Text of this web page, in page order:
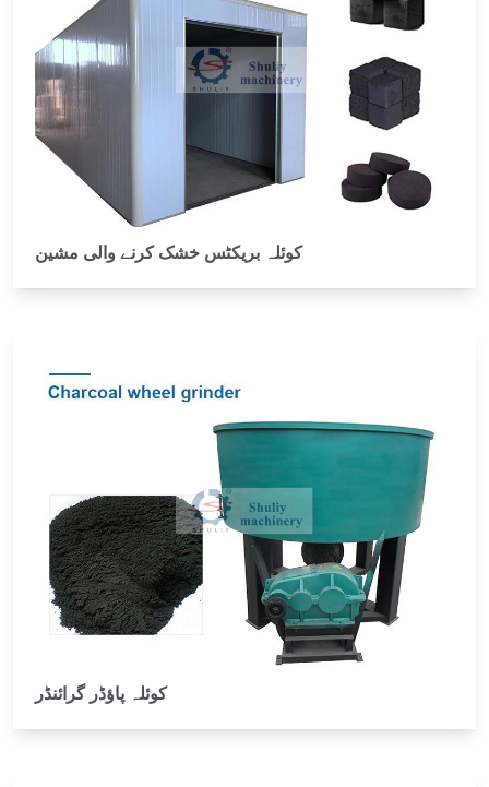
کوئلہ بریکٹس خشک کرنے والی مشین
کوئلہ پاؤڈر گرائنڈر